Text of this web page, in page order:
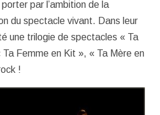
par l’ambition de la
du spectacle vivant. Dans leur
une trilogie de spectacles « Ta
Femme en Kit », « Ta Mère en
!